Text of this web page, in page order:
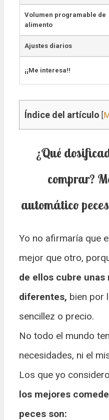
Volumen programable de
alimento
Ajustes diarios
¡¡Me interesa!!
Índice del artículo
¿Qué
comprar?
automático
Yo no afirmaría que
mejor que otro,
de ellos cubre unas
diferentes, bien por
sencillez o precio.
No todo el mundo
necesidades, ni el
Los que yo
los mejores
peces son: